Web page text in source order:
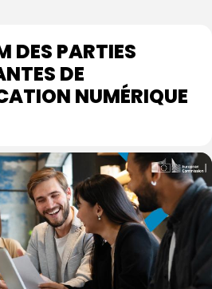
DES PARTIES
DE
NUMÉRIQUE